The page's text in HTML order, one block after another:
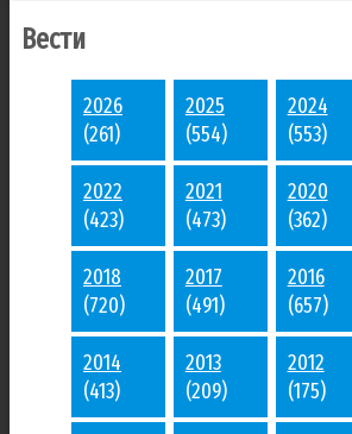
Вести
2026
(261)
2025
(554)
2024
(553)
2022
(423)
2021
(473)
2020
(362)
2018
(720)
2017
(491)
2016
(657)
2014
(413)
2013
(209)
2012
(175)